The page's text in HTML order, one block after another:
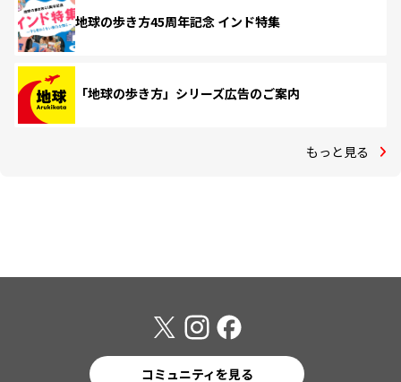
地球の歩き方45周年記念 インド特集
「地球の歩き方」シリーズ広告のご案内
もっと見る
コミュニティを見る